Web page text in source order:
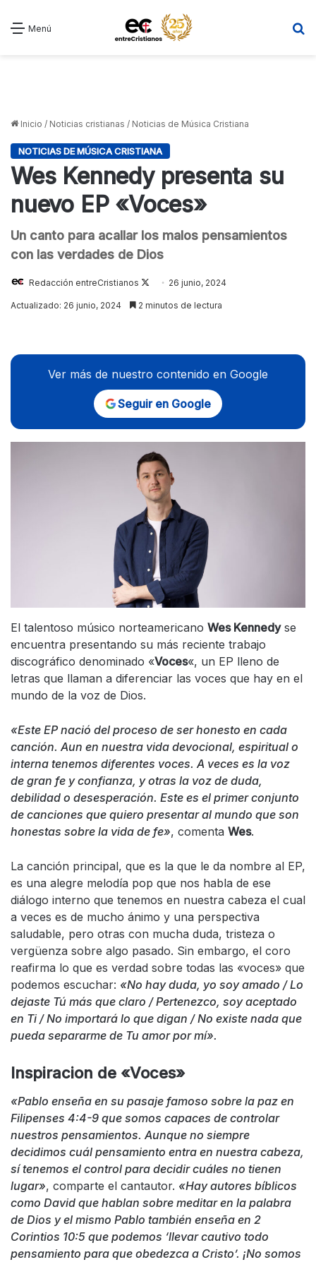
Menú
Inicio / Noticias cristianas / Noticias de Música Cristiana
NOTICIAS DE MÚSICA CRISTIANA
Wes Kennedy presenta su
nuevo EP «Voces»
Un canto para acallar los malos pensamientos
con las verdades de Dios
Redacción entreCristianos
Follow26 junio, 2024
Actualizado: 26 junio, 2024 2 minutos de lectura
Ver más de nuestro contenido en Google
Seguir en Google
El talentoso músico norteamericano Wes Kennedyse
encuentra presentando su más reciente trabajo
discográfico denominado «Voces«, un EP lleno de
letras que llaman a diferenciar las voces que hay en el
mundo de la voz de Dios.
«Este EP nació del proceso de ser honesto en cada
canción. Aun en nuestra vida devocional, espiritual o
interna tenemos diferentes voces. A veces es la voz
de gran fe y confianza, y otras la voz de duda,
debilidad o desesperación. Este es el primer conjunto
de canciones que quiero presentar al mundo que son
honestas sobre la vida de fe», comenta Wes.
La canción principal, que es la que le da nombre al EP,
es una alegre melodía pop que nos habla de ese
diálogo interno que tenemos en nuestra cabeza el cual
a veces es de mucho ánimo y una perspectiva
saludable, pero otras con mucha duda, tristeza o
vergüenza sobre algo pasado. Sin embargo, el coro
reafirma lo que es verdad sobre todas las «voces» que
podemos escuchar: «No hay duda, yo soy amado / Lo
dejaste Tú más que claro / Pertenezco, soy aceptado
en Ti / No importará lo que digan / No existe nada que
pueda separarme de Tu amor por mí».
Inspiracion de «Voces»
«Pablo enseña en su pasaje famoso sobre la paz en
Filipenses 4:4-9 que somos capaces de controlar
nuestros pensamientos. Aunque no siempre
decidimos cuál pensamiento entra en nuestra cabeza,
sí tenemos el control para decidir cuáles no tienen
lugar», comparte el cantautor. «Hay autores bíblicos
como David que hablan sobre meditar en la palabra
de Dios y el mismo Pablo también enseña en 2
Corintios 10:5 que podemos ‘llevar cautivo todo
pensamiento para que obedezca a Cristo’. ¡No somos